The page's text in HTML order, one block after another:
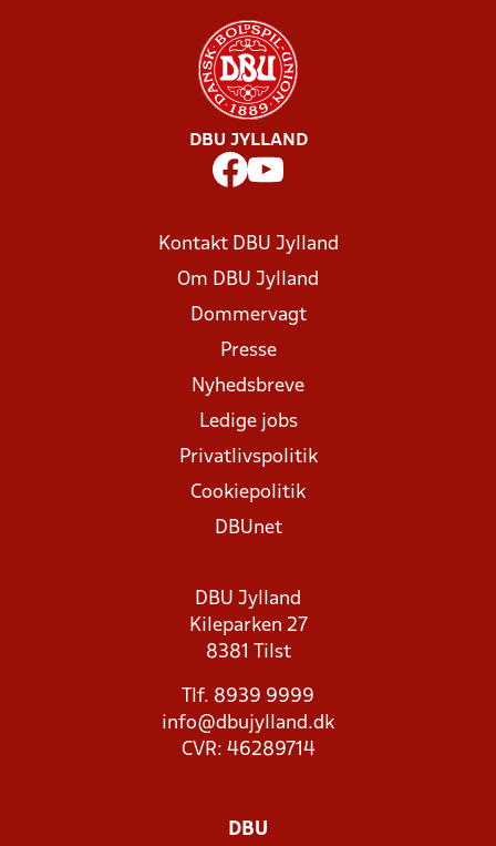
DBU JYLLAND
Kontakt DBU Jylland
Om DBU Jylland
Dommervagt
Presse
Nyhedsbreve
Ledige jobs
Privatlivspolitik
Cookiepolitik
DBUnet
DBU Jylland
Kileparken 27
8381 Tilst
Tlf. 8939 9999
info@dbujylland.dk
CVR: 46289714
DBU